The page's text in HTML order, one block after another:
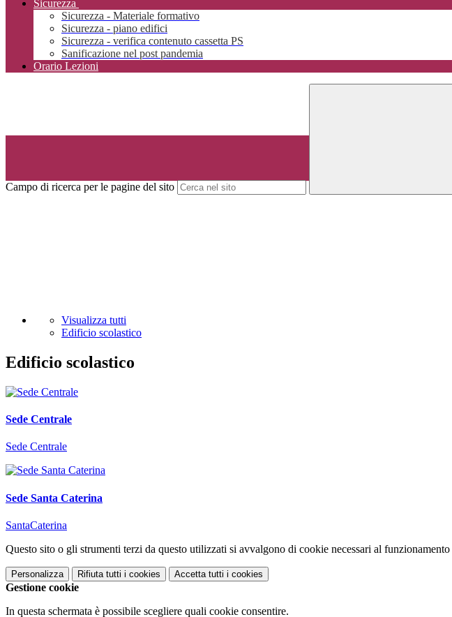
Sicurezza
Sicurezza - Materiale formativo
Sicurezza - piano edifici
Sicurezza - verifica contenuto cassetta PS
Sanificazione nel post pandemia
Orario Lezioni
Campo di ricerca per le pagine del sito
Visualizza tutti
Edificio scolastico
Edificio scolastico
Sede Centrale
Sede Centrale
Sede Santa Caterina
SantaCaterina
Questo sito o gli strumenti terzi da questo utilizzati si avvalgono di cookie necessari al
Personalizza Rifiuta tutti i cookies Accetta tutti i cookies
Gestione cookie
In questa schermata è possibile scegliere quali cookie consentire.